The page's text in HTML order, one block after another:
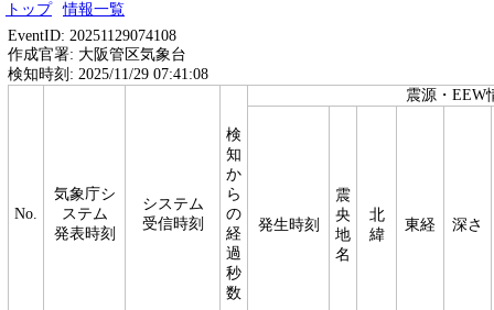
トップ
情報一覧
EventID: 20251129074108
作成官署: 大阪管区気象台
検知時刻: 2025/11/29 07:41:08
No.
気象庁シ
ステム
発表時刻
システム
受信時刻
検
知
か
ら
の
経
過
秒
数
震源・EEW
発生時刻
震
央
地
名
北
緯
東経 深さ